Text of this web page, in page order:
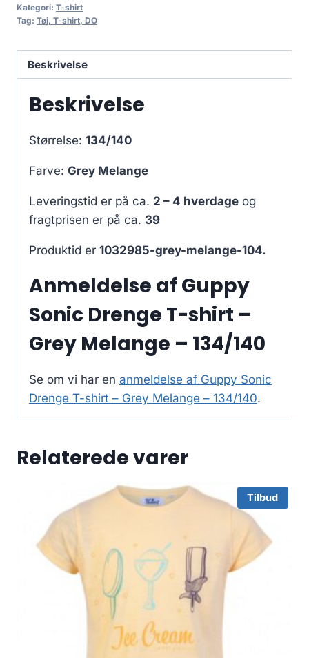
Kategori: T-shirt
Tag: Tøj, T-shirt, DO
Beskrivelse
Beskrivelse
Størrelse: 134/140
Farve: Grey Melange
Leveringstid er på ca. 2 – 4 hverdage og
fragtprisen er på ca. 39
Produktid er 1032985-grey-melange-104.
Anmeldelse af Guppy
Sonic Drenge T-shirt –
Grey Melange – 134/140
Se om vi har en anmeldelse af Guppy Sonic
Drenge T-shirt – Grey Melange – 134/140.
Relaterede varer
Tilbud